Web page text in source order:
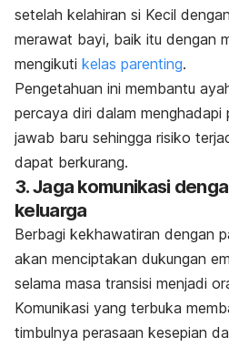
setelah kelahiran si Kecil
merawat bayi, baik itu dengan
mengikuti kelas parenting.
Pengetahuan ini membantu
percaya diri dalam menghadapi
jawab baru sehingga risiko
dapat berkurang.
3. Jaga komunikasi
keluarga
Berbagi kekhawatiran dengan
akan menciptakan dukungan
selama masa transisi menjadi
Komunikasi yang terbuka
timbulnya perasaan kesepian